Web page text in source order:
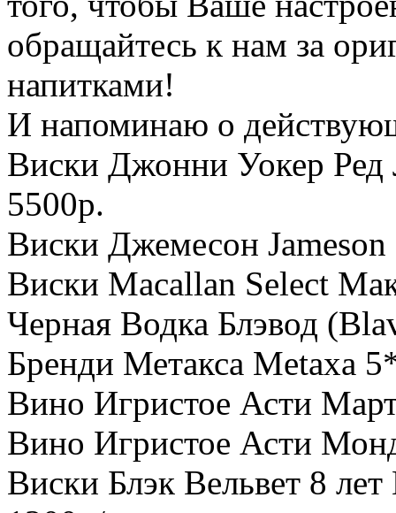
обращайтесь к нам за
напитками!
И напоминаю о
Виски Джонни Уокер Ред
5500р.
Виски Джемесон
Виски Macallan Select
Черная Водка Блэвод
Бренди Метакса Metaxa
Вино Игристое Асти
Вино Игристое Асти
Виски Блэк Вельвет 8